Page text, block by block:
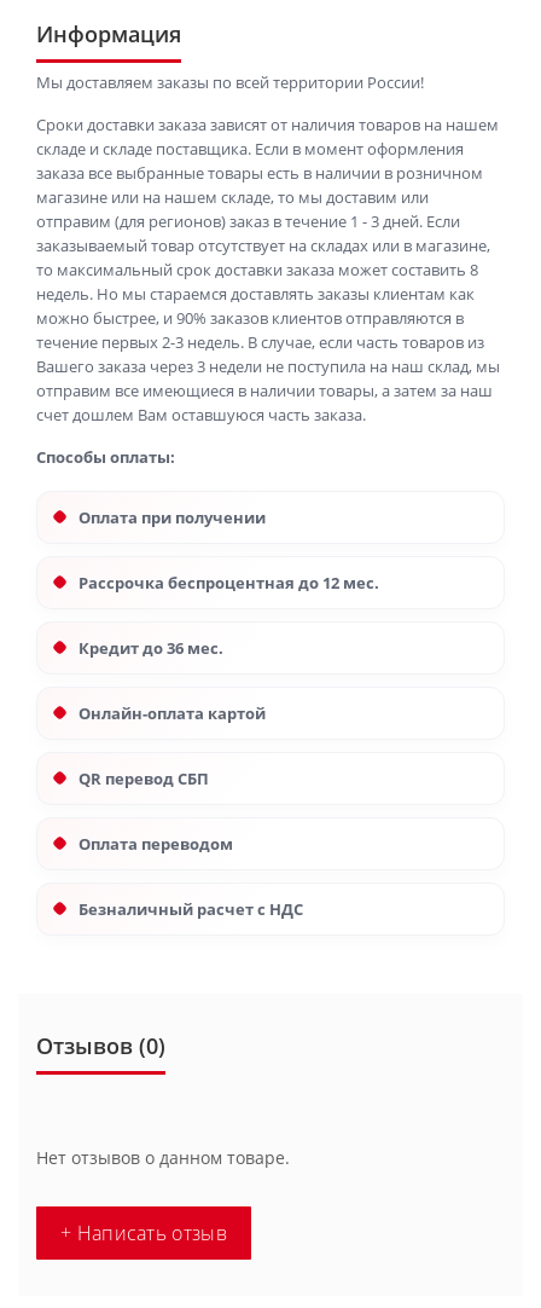
Информация
Мы доставляем заказы по всей территории России!
Сроки доставки заказа зависят от наличия товаров на нашем
складе и складе поставщика. Если в момент оформления
заказа все выбранные товары есть в наличии в розничном
магазине или на нашем складе, то мы доставим или
отправим (для регионов) заказ в течение 1 - 3 дней. Если
заказываемый товар отсутствует на складах или в магазине,
то максимальный срок доставки заказа может составить 8
недель. Но мы стараемся доставлять заказы клиентам как
можно быстрее, и 90% заказов клиентов отправляются в
течение первых 2-3 недель. В случае, если часть товаров из
Вашего заказа через 3 недели не поступила на наш склад, мы
отправим все имеющиеся в наличии товары, а затем за наш
счет дошлем Вам оставшуюся часть заказа.
Способы оплаты:
Оплата при получении
Рассрочка беспроцентная до 12 мес.
Кредит до 36 мес.
Онлайн-оплата картой
QR перевод СБП
Оплата переводом
Безналичный расчет с НДС
Отзывов (0)
Нет отзывов о данном товаре.
+ Написать отзыв